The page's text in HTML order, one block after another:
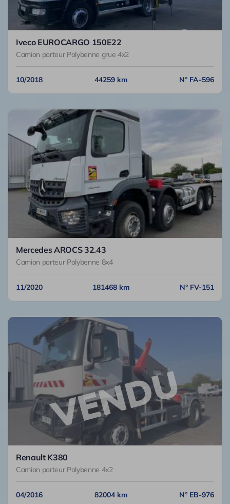
Iveco EUROCARGO 150E22
Camion porteur Polybenne grue 4x2
10/2018 44259 km N° FA-596
Mercedes AROCS 32.43
Camion porteur Polybenne 8x4
11/2020 181468 km N° FV-151
Renault K380
Camion porteur Polybenne 4x2
04/2016 82004 km N° EB-976